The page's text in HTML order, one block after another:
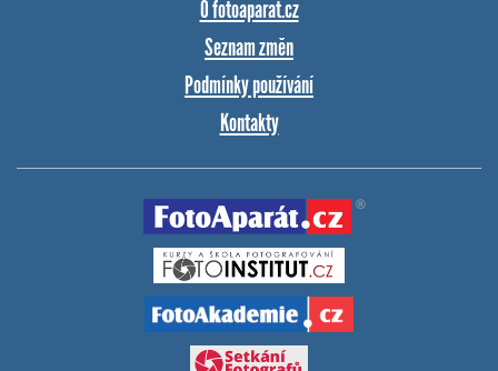
O fotoaparat.cz
Seznam změn
Podmínky používání
Kontakty